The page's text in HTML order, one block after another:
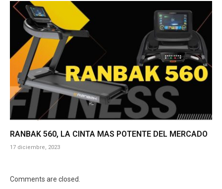
RANBAK 560, LA CINTA MAS POTENTE DEL MERCADO
17 diciembre, 2023
Comments are closed.